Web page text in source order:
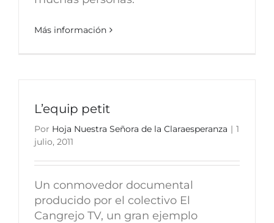
Más información
L’equip petit
Por Hoja Nuestra Señora de la Claraesperanza | 1
julio, 2011
Un conmovedor documental
producido por el colectivo El
Cangrejo TV, un gran ejemplo